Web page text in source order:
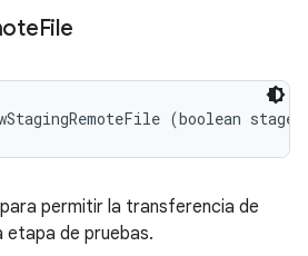
File
(boolean
permitir la transferencia de
de pruebas.